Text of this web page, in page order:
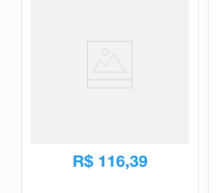
R$ 116,39